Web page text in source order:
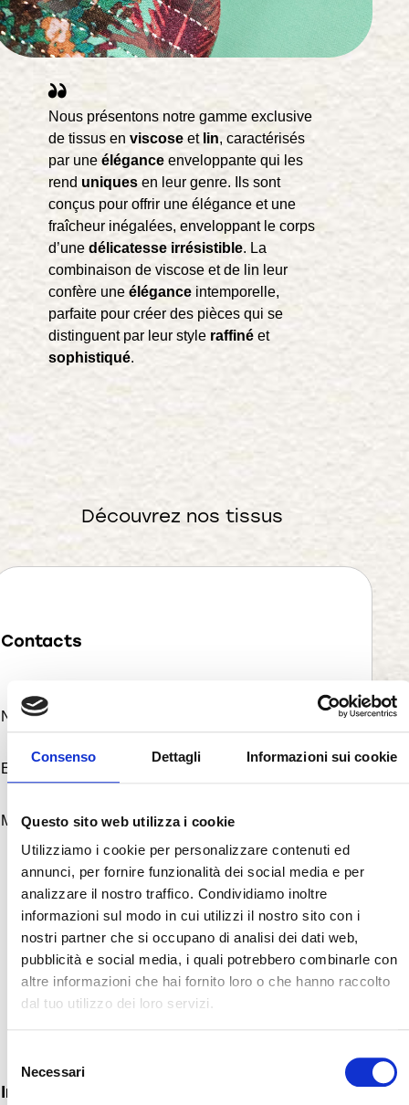
Consenso Dettagli Informazioni sui cookie
Questo sito web utilizza i cookie
Utilizziamo i cookie per personalizzare contenuti ed
annunci, per fornire funzionalità dei social media e per
analizzare il nostro traffico. Condividiamo inoltre
informazioni sul modo in cui utilizzi il nostro sito con i
nostri partner che si occupano di analisi dei dati web,
pubblicità e social media, i quali potrebbero combinarle con
altre informazioni che hai fornito loro o che hanno raccolto
dal tuo utilizzo dei loro servizi.
l
Necessari
Nous présentons notre gamme exclusive
de tissus en viscoseet lin, caractérisés
par une éléganceenveloppante qui les
rend uniquesen leur genre. Ils sont
conçus pour offrir une élégance et une
fraîcheur inégalées, enveloppant le corps
d’une délicatesse irrésistible. La
combinaison de viscose et de lin leur
confère une éléganceintemporelle,
parfaite pour créer des pièces qui se
distinguent par leur style raffinéet
sophistiqué.
Découvrez nos tissus
Contacts
Info